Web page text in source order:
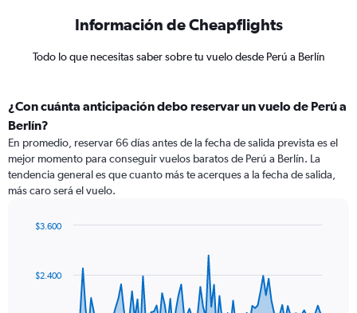
Información de Cheapflights
Todo lo que necesitas saber sobre tu vuelo desde Perú a Berlín
¿Con cuánta anticipación debo reservar un vuelo de Perú a
Berlín?
En promedio, reservar 66 días antes de la fecha de salida prevista es el
mejor momento para conseguir vuelos baratos de Perú a Berlín. La
tendencia general es que cuanto más te acerques a la fecha de salida,
más caro será el vuelo.
data
$2.400
$3.600